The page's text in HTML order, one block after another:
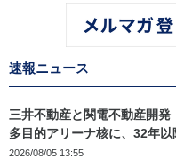
速報ニュース
三井不動産と関電不動産開
多目的アリーナ核に、32年以
2026/08/05 13:55